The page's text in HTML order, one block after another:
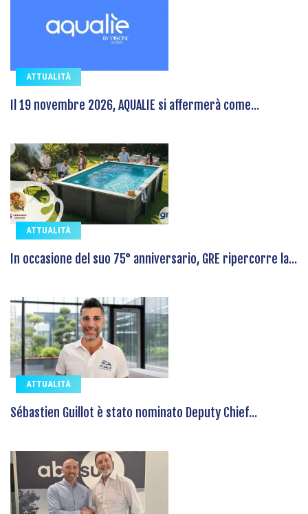
ATTUALITÀ
Il 19 novembre 2026, AQUALIE si affermerà come...
ATTUALITÀ
In occasione del suo 75° anniversario, GRE ripercorre la...
ATTUALITÀ
Sébastien Guillot è stato nominato Deputy Chief...